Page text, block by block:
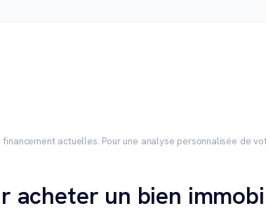
actuelles. Pour une analyse personnalisée de
acheter un bien